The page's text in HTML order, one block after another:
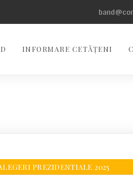
INFORMARE CETĂȚENI
PREZIDENTIALE 2025